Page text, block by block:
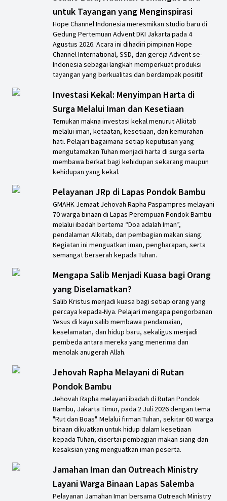
untuk Tayangan yang Menginspirasi
Hope Channel Indonesia meresmikan studio baru di
Gedung Pertemuan Advent DKI Jakarta pada 4
Agustus 2026. Acara ini dihadiri pimpinan Hope
Channel International, SSD, dan gereja Advent se-
Indonesia sebagai langkah memperkuat produksi
tayangan yang berkualitas dan berdampak positif.
Investasi Kekal: Menyimpan Harta di
Surga Melalui Iman dan Kesetiaan
Temukan makna investasi kekal menurut Alkitab
melalui iman, ketaatan, kesetiaan, dan kemurahan
hati. Pelajari bagaimana setiap keputusan yang
mengutamakan Tuhan menjadi harta di surga serta
membawa berkat bagi kehidupan sekarang maupun
kehidupan yang kekal.
Pelayanan JRp di Lapas Pondok Bambu
GMAHK Jemaat Jehovah Rapha Paspampres melayani
70 warga binaan di Lapas Perempuan Pondok Bambu
melalui ibadah bertema “Doa adalah Iman”,
pendalaman Alkitab, dan pembagian makan siang.
Kegiatan ini menguatkan iman, pengharapan, serta
semangat berserah kepada Tuhan.
Mengapa Salib Menjadi Kuasa bagi Orang
yang Diselamatkan?
Salib Kristus menjadi kuasa bagi setiap orang yang
percaya kepada-Nya. Pelajari mengapa pengorbanan
Yesus di kayu salib membawa pendamaian,
keselamatan, dan hidup baru, sekaligus menjadi
pembeda antara mereka yang menerima dan
menolak anugerah Allah.
Jehovah Rapha Melayani di Rutan
Pondok Bambu
Jehovah Rapha melayani ibadah di Rutan Pondok
Bambu, Jakarta Timur, pada 2 Juli 2026 dengan tema
"Rut dan Boas". Melalui firman Tuhan, sekitar 60 warga
binaan dikuatkan untuk hidup dalam kesetiaan
kepada Tuhan, disertai pembagian makan siang dan
kesaksian yang menguatkan iman peserta.
Jamahan Iman dan Outreach Ministry
Layani Warga Binaan Lapas Salemba
Pelayanan Jamahan Iman bersama Outreach Ministry